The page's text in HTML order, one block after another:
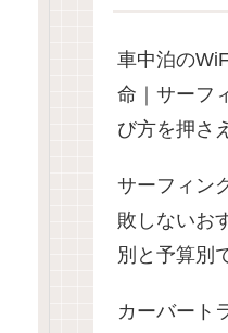
車中泊の
命｜サーフ
び方を押さ
サーフィン
敗しないお
別と予算別
カーバート